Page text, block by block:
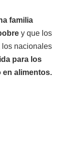
familia
y que los
los nacionales
para los
en alimentos.